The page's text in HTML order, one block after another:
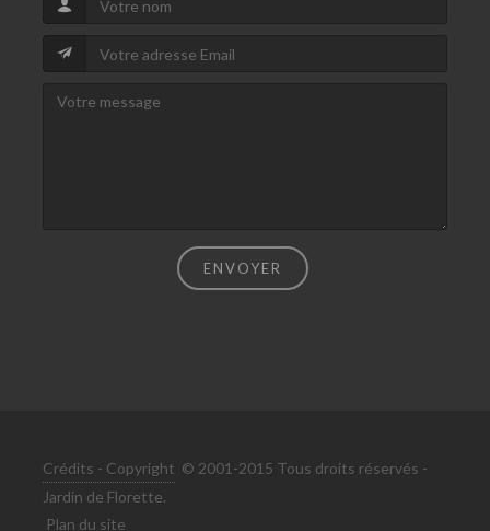
ENVOYER
Crédits - Copyright © 2001-2015 Tous droits réservés -
Jardin de Florette.
Plan du site